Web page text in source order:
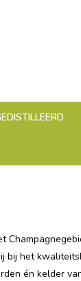
het
én kelder